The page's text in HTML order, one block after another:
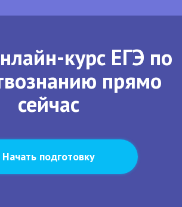
курс ЕГЭ по
прямо
сейчас
Начать подготовку